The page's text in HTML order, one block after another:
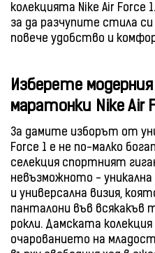
колекцията Nike Air Force
за да разчупите стила
повече удобство и
Изберете
маратонки Nike Air
За дамите изборът от
Force 1 е не по-малко
селекция спортният
невъзможното -
и универсална визия,
панталони във всякакъв
рокли. Дамската колекция
очарованието на